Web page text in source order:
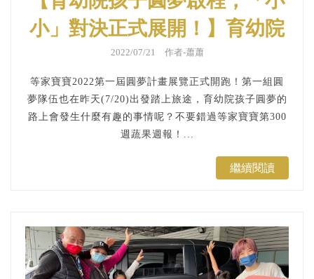
小」對決正式展開！】育幼院
蔬果配送第300週｜蔬果週報
2022/07/21 作者-蕭蕭
等家寶寶2022第一屆圓夢計畫展覽正式開跑！第一組圓
夢隊伍也在昨天(7/20)出發踏上旅途，育幼院孩子圓夢的
路上會發生什麼有趣的事情呢？不要錯過等家寶寶第300
週蔬果週報！...
繼續閱讀